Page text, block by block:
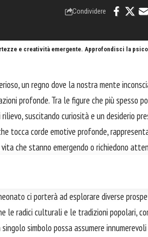
Condividere
e creatività emergente. Approfondisci la
un regno dove la nostra mente
profonde. Tra le figure che più spesso
suscitando curiosità e un desiderio
tocca corde emotive profonde,
che stanno emergendo o richiedono
ci porterà ad esplorare diverse
le radici culturali e le tradizioni popolari,
simbolo possa assumere innumerevoli